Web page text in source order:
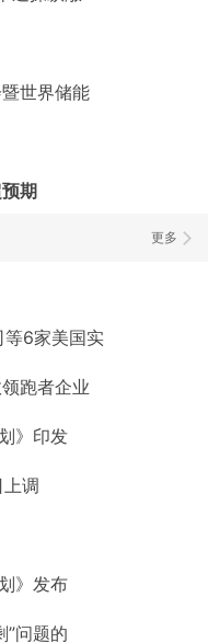
世界储能
期
更多
等6家美国实
跑者企业
》印发
调
》发布
”问题的